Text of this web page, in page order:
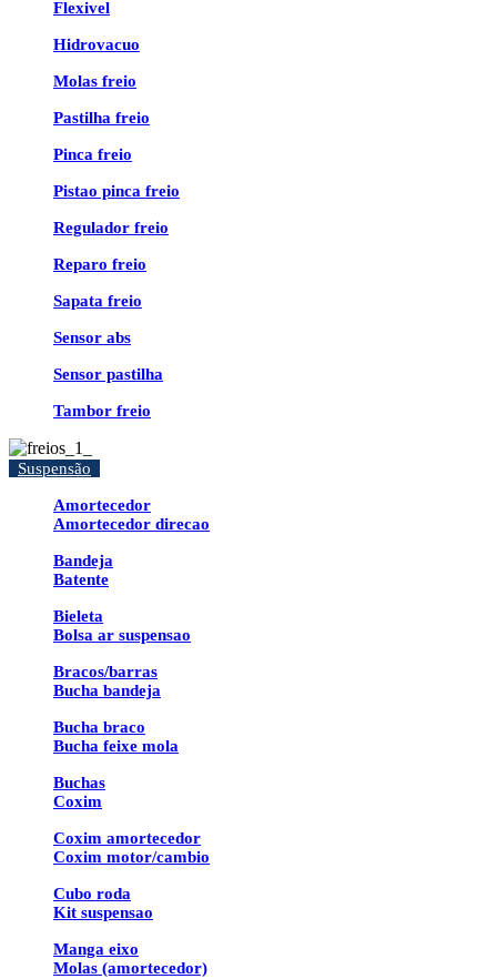
Flexivel
Hidrovacuo
Molas freio
Pastilha freio
Pinca freio
Pistao pinca freio
Regulador freio
Reparo freio
Sapata freio
Sensor abs
Sensor pastilha
Tambor freio
Suspensão
Amortecedor
Amortecedor direcao
Bandeja
Batente
Bieleta
Bolsa ar suspensao
Bracos/barras
Bucha bandeja
Bucha braco
Bucha feixe mola
Buchas
Coxim
Coxim amortecedor
Coxim motor/cambio
Cubo roda
Kit suspensao
Manga eixo
Molas (amortecedor)